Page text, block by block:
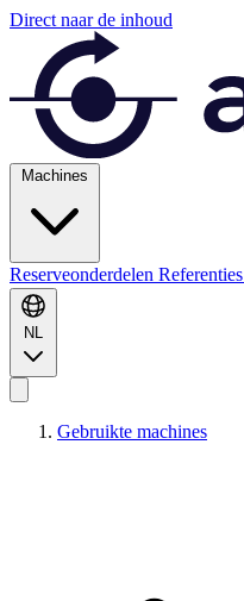
Direct naar de inhoud
Machines
Reserveonderdelen Referenties
NL
Gebruikte machines